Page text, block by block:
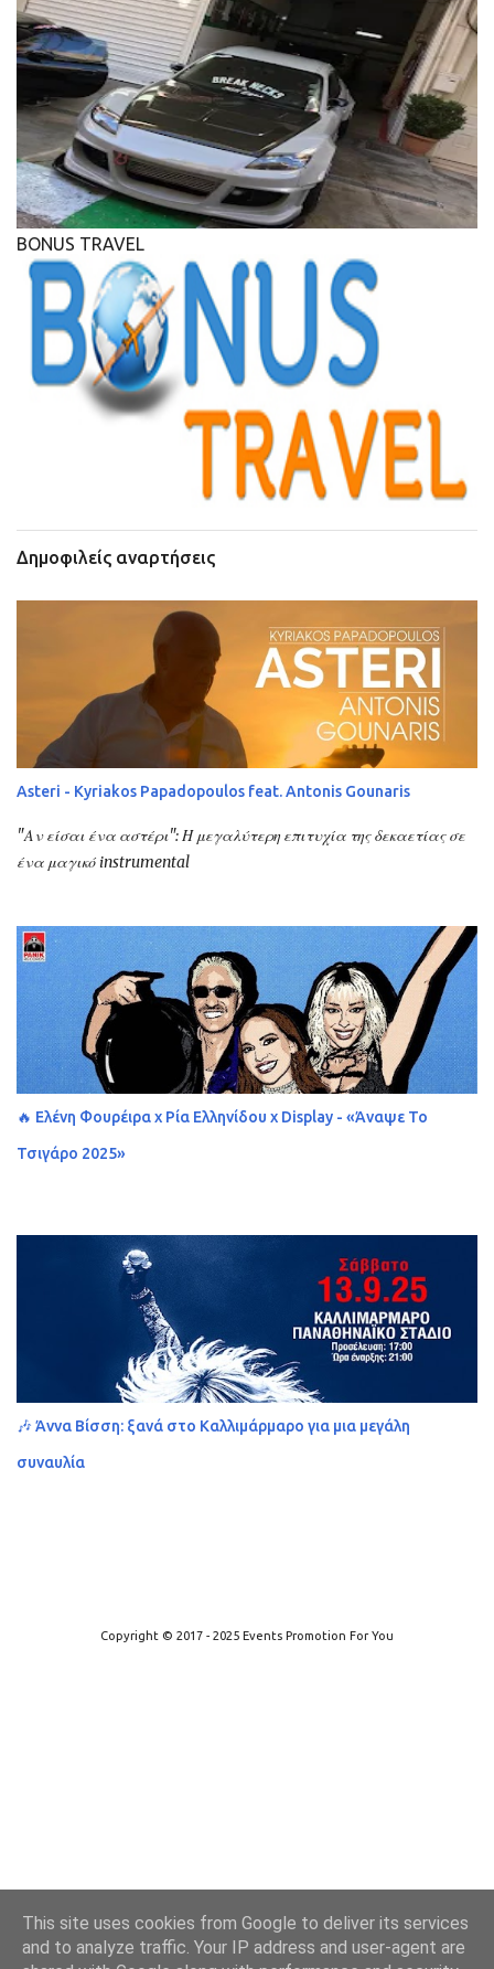
BONUS TRAVEL
Δημοφιλείς αναρτήσεις
Asteri - Kyriakos Papadopoulos feat. Antonis Gounaris
"Αν είσαι ένα αστέρι": Η μεγαλύτερη επιτυχία της δεκαετίας σε
ένα μαγικό instrumental
🔥 Ελένη Φουρέιρα x Ρία Ελληνίδου x Display - «Άναψε Το
Τσιγάρο 2025»
🎶 Άννα Βίσση: ξανά στο Καλλιμάρμαρο για μια μεγάλη
συναυλία
Copyright © 2017 - 2025 Events Promotion For You
This site uses cookies from Google to deliver its services
and to analyze traffic. Your IP address and user-agent are